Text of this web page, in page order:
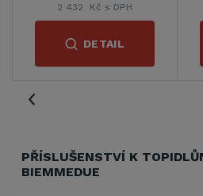
2 432 Kč s DPH
DETAIL
PŘÍSLUŠENSTVÍ K
BIEMMEDUE